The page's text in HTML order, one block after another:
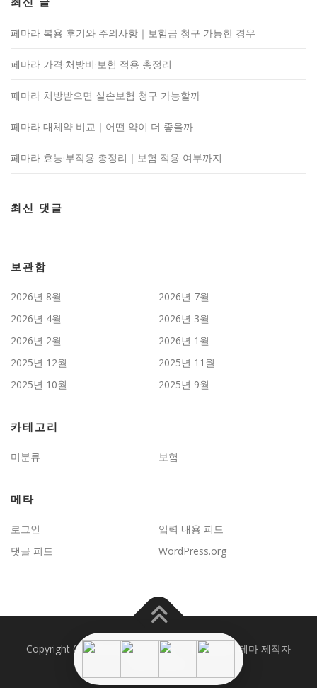
페마라 복용 후기와 주의사항｜보험금 청구 가능한 경우
페마라 가격·처방비·보험 적용 총정리
페마라 처방받으면 실손보험 청구 가능할까
페마라 대체약 비교｜어떤 약이 더 좋을까
페마라 효능·부작용 총정리｜보험 적용 여부까지
최신 댓글
보관함
2026년 8월
2026년 7월
2026년 4월
2026년 3월
2026년 2월
2026년 1월
2025년 12월
2025년 11월
2025년 10월
2025년 9월
카테고리
미분류 보험
메타
로그인
입력 내용 피드
댓글 피드
WordPress.org
Copyright © 2026 JD보험문제연구 OnePress
테마 제작자